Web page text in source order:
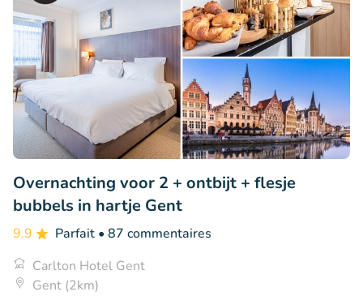
Overnachting voor 2 + ontbijt + flesje
bubbels in hartje Gent
9.9 Parfait • 87 commentaires
Carlton Hotel Gent
Gent (2km)